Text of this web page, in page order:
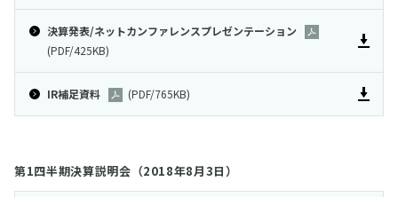
決算発表/ネットカンファレンスプレゼンテーション
(PDF/425KB)
IR補足資料 (PDF/765KB)
第1四半期決算説明会（2018年8月3日）